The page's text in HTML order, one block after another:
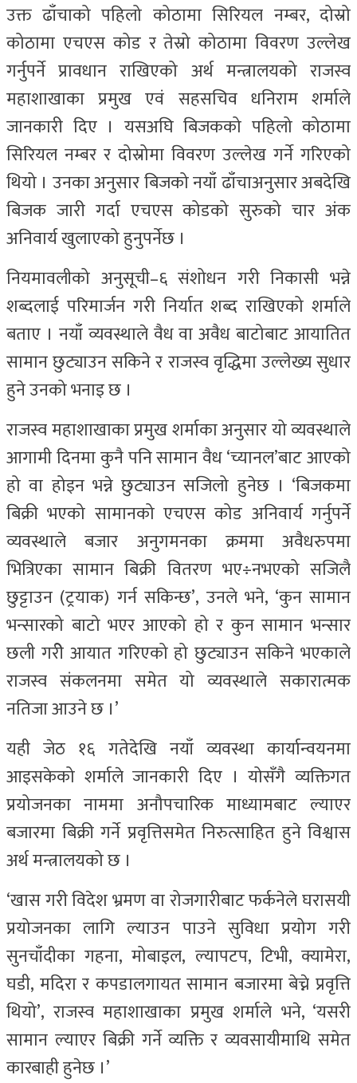
उक्त ढाँचाको पहिलो कोठामा सिरियल नम्बर, दोस्रो
कोठामा एचएस कोड र तेस्रो कोठामा विवरण उल्लेख
गर्नुपर्ने प्रावधान राखिएको अर्थ मन्त्रालयको राजस्व
महाशाखाका प्रमुख एवं सहसचिव धनिराम शर्माले
जानकारी दिए । यसअघि बिजकको पहिलो कोठामा
सिरियल नम्बर र दोस्रोमा विवरण उल्लेख गर्ने गरिएको
थियो । उनका अनुसार बिजको नयाँ ढाँचाअनुसार अबदेखि
बिजक जारी गर्दा एचएस कोडको सुरुको चार अंक
अनिवार्य खुलाएको हुनुपर्नेछ ।
नियमावलीको अनुसूची–६ संशोधन गरी निकासी भन्ने
शब्दलाई परिमार्जन गरी निर्यात शब्द राखिएको शर्माले
बताए । नयाँ व्यवस्थाले वैध वा अवैध बाटोबाट आयातित
सामान छुट्याउन सकिने र राजस्व वृद्धिमा उल्लेख्य सुधार
हुने उनको भनाइ छ ।
राजस्व महाशाखाका प्रमुख शर्माका अनुसार यो व्यवस्थाले
आगामी दिनमा कुनै पनि सामान वैध ‘च्यानल’बाट आएको
हो वा होइन भन्ने छुट्याउन सजिलो हुनेछ । ‘बिजकमा
बिक्री भएको सामानको एचएस कोड अनिवार्य गर्नुपर्ने
व्यवस्थाले बजार अनुगमनका क्रममा अवैधरुपमा
भित्रिएका सामान बिक्री वितरण भए÷नभएको सजिलै
छुट्टाउन (ट्रयाक) गर्न सकिन्छ’, उनले भने, ‘कुन सामान
भन्सारको बाटो भएर आएको हो र कुन सामान भन्सार
छली गरीे आयात गरिएको हो छुट्याउन सकिने भएकाले
राजस्व संकलनमा समेत यो व्यवस्थाले सकारात्मक
नतिजा आउने छ ।’
यही जेठ १६ गतेदेखि नयाँ व्यवस्था कार्यान्वयनमा
आइसकेको शर्माले जानकारी दिए । योसँगै व्यक्तिगत
प्रयोजनका नाममा अनौपचारिक माध्यामबाट ल्याएर
बजारमा बिक्री गर्ने प्रवृत्तिसमेत निरुत्साहित हुने विश्वास
अर्थ मन्त्रालयको छ ।
‘खास गरी विदेश भ्रमण वा रोजगारीबाट फर्कनेले घरासयी
प्रयोजनका लागि ल्याउन पाउने सुविधा प्रयोग गरी
सुनचाँदीका गहना, मोबाइल, ल्यापटप, टिभी, क्यामेरा,
घडी, मदिरा र कपडालगायत सामान बजारमा बेच्ने प्रवृत्ति
थियो’, राजस्व महाशाखाका प्रमुख शर्माले भने, ‘यसरी
सामान ल्याएर बिक्री गर्ने व्यक्ति र व्यवसायीमाथि समेत
कारबाही हुनेछ ।’